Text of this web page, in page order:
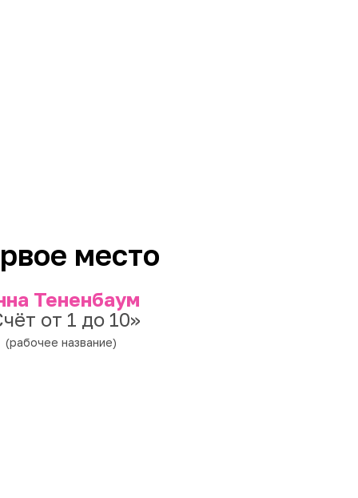
место
Тененбаум
от 1 до 10»
(рабочее название)